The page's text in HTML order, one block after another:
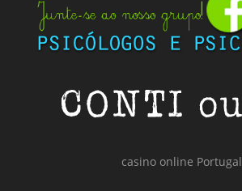
casino online Portugal